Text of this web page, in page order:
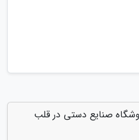
سرای هنر با 120 فروشگاه صنایع دستی در قلب